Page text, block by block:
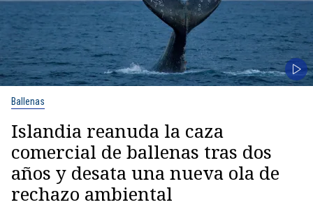
Ballenas
Islandia reanuda la caza
comercial de ballenas tras dos
años y desata una nueva ola de
rechazo ambiental